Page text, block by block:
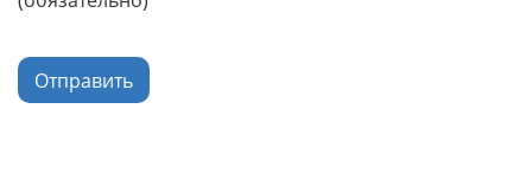
Отправить